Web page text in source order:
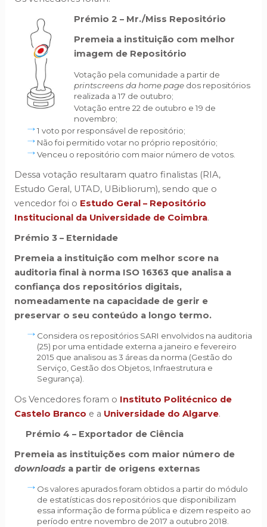
Prémio 2 – Mr./Miss Repositório
Premeia a instituição com melhor
imagem de Repositório
Votação pela comunidade a partir de
printscreens da home page dos repositórios
realizada a 17 de outubro;
Votação entre 22 de outubro e 19 de
novembro;
1 voto por responsável de repositório;
Não foi permitido votar no próprio repositório;
Venceu o repositório com maior número de votos.
Dessa votação resultaram quatro finalistas (RIA,
Estudo Geral, UTAD, UBibliorum), sendo que o
vencedor foi o Estudo Geral – Repositório
Institucional da Universidade de Coimbra.
Prémio 3 – Eternidade
Premeia a instituição com melhor score na
auditoria final à norma ISO 16363 que analisa a
confiança dos repositórios digitais,
nomeadamente na capacidade de gerir e
preservar o seu conteúdo a longo termo.
Considera os repositórios SARI envolvidos na auditoria
(25) por uma entidade externa a janeiro e fevereiro
2015 que analisou as 3 áreas da norma (Gestão do
Serviço, Gestão dos Objetos, Infraestrutura e
Segurança).
Os Vencedores foram o Instituto Politécnico de
Castelo Branco e a Universidade do Algarve.
Prémio 4 – Exportador de Ciência
Premeia as instituições com maior número de
downloadsa partir de origens externas
Os valores apurados foram obtidos a partir do módulo
de estatísticas dos repositórios que disponibilizam
essa informação de forma pública e dizem respeito ao
período entre novembro de 2017 a outubro 2018.